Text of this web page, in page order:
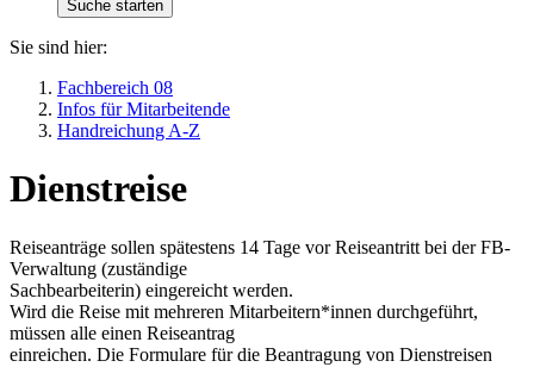
Sie sind hier:
Fachbereich 08
Infos für Mitarbeitende
Handreichung A-Z
Dienstreise
Reiseanträge sollen spätestens 14 Tage vor Reiseantritt bei der FB-
Verwaltung (zuständige
Sachbearbeiterin) eingereicht werden.
Wird die Reise mit mehreren Mitarbeitern*innen durchgeführt,
müssen alle einen Reiseantrag
einreichen. Die Formulare für die Beantragung von Dienstreisen